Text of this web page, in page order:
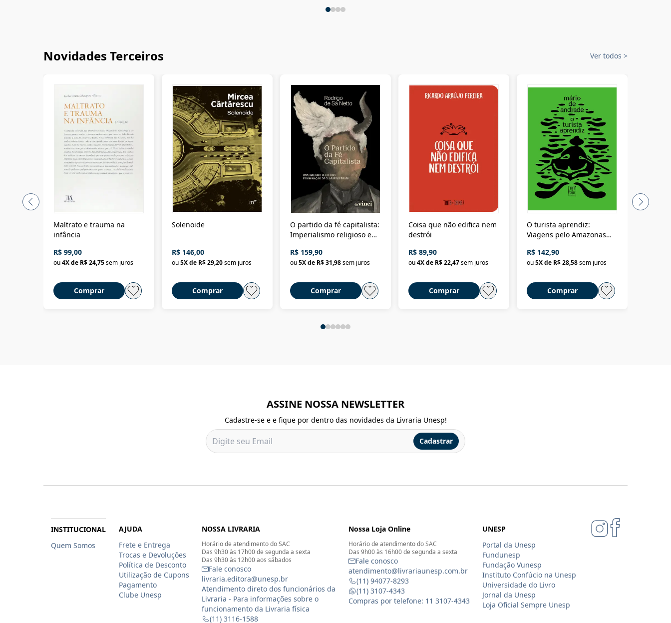
Novidades Terceiros Ver todos >
Maltrato e trauma na
infância
R$ 99,00
ou4X de R$ 24,75sem juros
Comprar
Solenoide
R$ 146,00
ou5X de R$ 29,20sem juros
Comprar
O partido da fé capitalista:
Imperialismo religioso e
Brasil
R$ 159,90
ou5X de R$ 31,98sem juros
Comprar
Coisa que não edifica nem
destrói
R$ 89,90
ou4X de R$ 22,47sem juros
Comprar
O turista aprendiz:
Viagens pelo Amazonas
até a Bolívia e por Marajó
até dizer chega
R$ 142,90
ou5X de R$ 28,58sem juros
Comprar
ASSINE NOSSA NEWSLETTER
Cadastre-se e e fique por dentro das novidades da Livraria Unesp!
Cadastrar
INSTITUCIONAL
Quem Somos
AJUDA
Frete e Entrega
Trocas e Devoluções
Política de Desconto
Utilização de Cupons
Pagamento
Clube Unesp
NOSSA LIVRARIA
Horário de atendimento do SAC
Das 9h30 às 17h00 de segunda a sexta
Das 9h30 às 12h00 aos sábados
Fale conosco
livraria.editora@unesp.br
Atendimento direto dos funcionários da
Livraria - Para informações sobre o
funcionamento da Livraria física
(11) 3116-1588
Nossa Loja Online
Horário de atendimento do SAC
Das 9h00 às 16h00 de segunda a sexta
Fale conosco
atendimento@livrariaunesp.com.br
(11) 94077-8293
(11) 3107-4343
Compras por telefone: 11 3107-4343
UNESP
Portal da Unesp
Fundunesp
Fundação Vunesp
Instituto Confúcio na Unesp
Universidade do Livro
Jornal da Unesp
Loja Oficial Sempre Unesp